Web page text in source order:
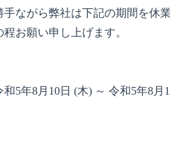
手ながら弊社は下記の期間を休
お願い申し上げます。
5年8月10日 (木) ～ 令和5年8月